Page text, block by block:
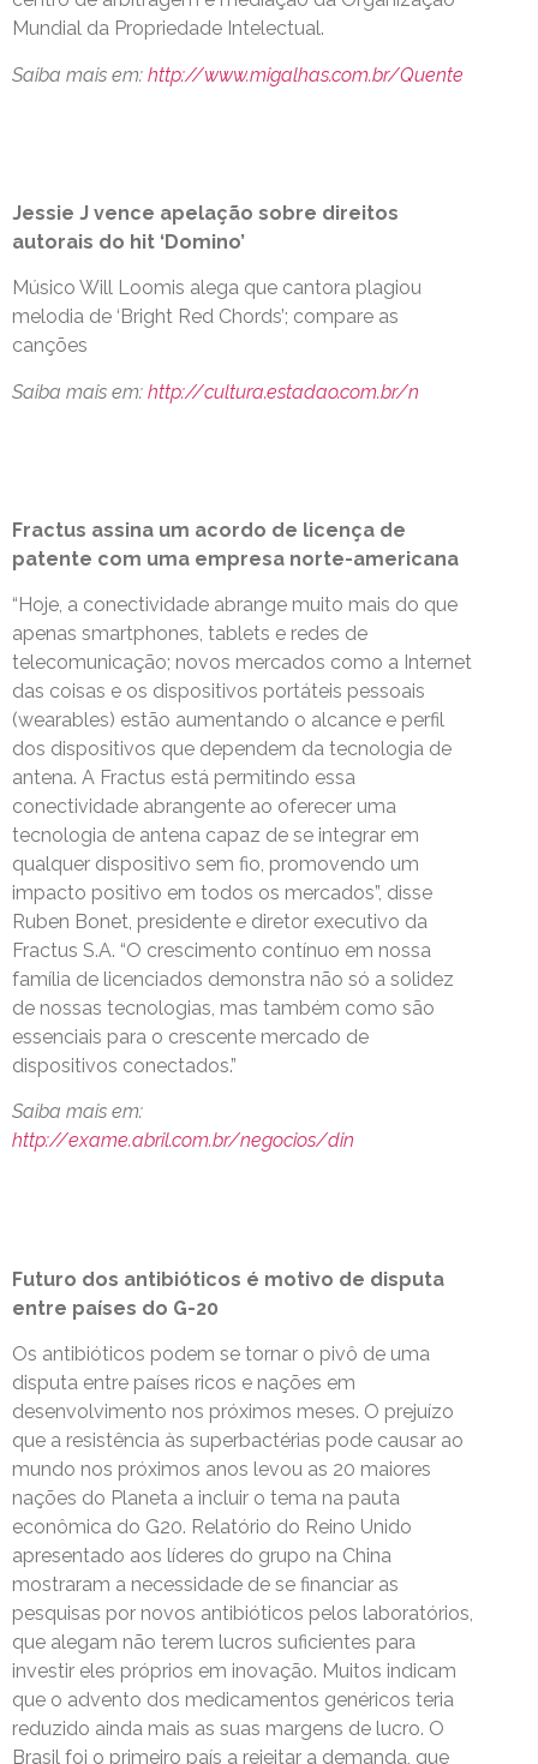
Mundial da Propriedade Intelectual.
Saiba mais em: http://www.migalhas.com.br/Quente
Jessie J vence apelação sobre direitos
autorais do hit ‘Domino’
Músico Will Loomis alega que cantora plagiou
melodia de ‘Bright Red Chords’; compare as
canções
Saiba mais em: http://cultura.estadao.com.br/n
Fractus assina um acordo de licença de
patente com uma empresa norte-americana
“Hoje, a conectividade abrange muito mais do que
apenas smartphones, tablets e redes de
telecomunicação; novos mercados como a Internet
das coisas e os dispositivos portáteis pessoais
(wearables) estão aumentando o alcance e perfil
dos dispositivos que dependem da tecnologia de
antena. A Fractus está permitindo essa
conectividade abrangente ao oferecer uma
tecnologia de antena capaz de se integrar em
qualquer dispositivo sem fio, promovendo um
impacto positivo em todos os mercados”, disse
Ruben Bonet, presidente e diretor executivo da
Fractus S.A. “O crescimento contínuo em nossa
família de licenciados demonstra não só a solidez
de nossas tecnologias, mas também como são
essenciais para o crescente mercado de
dispositivos conectados.”
Saiba mais em:
http://exame.abril.com.br/negocios/din
Futuro dos antibióticos é motivo de disputa
entre países do G-20
Os antibióticos podem se tornar o pivô de uma
disputa entre países ricos e nações em
desenvolvimento nos próximos meses. O prejuízo
que a resistência às superbactérias pode causar ao
mundo nos próximos anos levou as 20 maiores
nações do Planeta a incluir o tema na pauta
econômica do G20. Relatório do Reino Unido
apresentado aos líderes do grupo na China
mostraram a necessidade de se financiar as
pesquisas por novos antibióticos pelos laboratórios,
que alegam não terem lucros suficientes para
investir eles próprios em inovação. Muitos indicam
que o advento dos medicamentos genéricos teria
reduzido ainda mais as suas margens de lucro. O
Brasil foi o primeiro país a rejeitar a demanda, que